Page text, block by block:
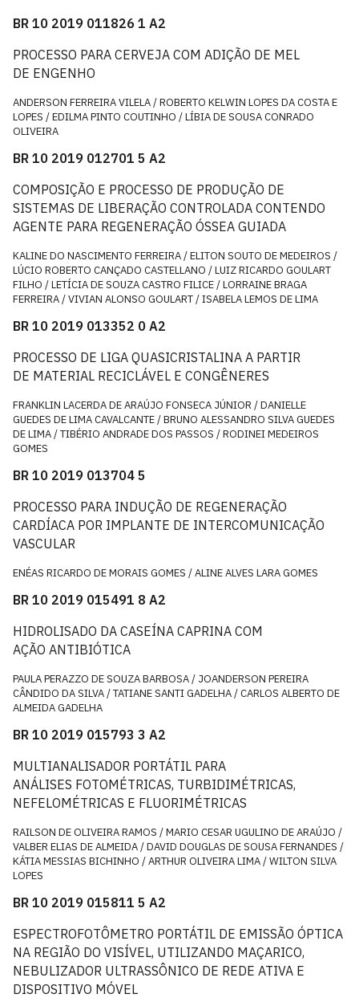
BR 10 2019 011826 1 A2
PROCESSO PARA CERVEJA COM ADIÇÃO DE MEL
DE ENGENHO
ANDERSON FERREIRA VILELA / ROBERTO KELWIN LOPES DA COSTA E
LOPES / EDILMA PINTO COUTINHO / LÍBIA DE SOUSA CONRADO
OLIVEIRA
BR 10 2019 012701 5 A2
COMPOSIÇÃO E PROCESSO DE PRODUÇÃO DE
SISTEMAS DE LIBERAÇÃO CONTROLADA CONTENDO
AGENTE PARA REGENERAÇÃO ÓSSEA GUIADA
KALINE DO NASCIMENTO FERREIRA / ELITON SOUTO DE MEDEIROS /
LÚCIO ROBERTO CANÇADO CASTELLANO / LUIZ RICARDO GOULART
FILHO / LETÍCIA DE SOUZA CASTRO FILICE / LORRAINE BRAGA
FERREIRA / VIVIAN ALONSO GOULART / ISABELA LEMOS DE LIMA
BR 10 2019 013352 0 A2
PROCESSO DE LIGA QUASICRISTALINA A PARTIR
DE MATERIAL RECICLÁVEL E CONGÊNERES
FRANKLIN LACERDA DE ARAÚJO FONSECA JÚNIOR / DANIELLE
GUEDES DE LIMA CAVALCANTE / BRUNO ALESSANDRO SILVA GUEDES
DE LIMA / TIBÉRIO ANDRADE DOS PASSOS / RODINEI MEDEIROS
GOMES
BR 10 2019 013704 5
PROCESSO PARA INDUÇÃO DE REGENERAÇÃO
CARDÍACA POR IMPLANTE DE INTERCOMUNICAÇÃO
VASCULAR
ENÉAS RICARDO DE MORAIS GOMES / ALINE ALVES LARA GOMES
BR 10 2019 015491 8 A2
HIDROLISADO DA CASEÍNA CAPRINA COM
AÇÃO ANTIBIÓTICA
PAULA PERAZZO DE SOUZA BARBOSA / JOANDERSON PEREIRA
CÂNDIDO DA SILVA / TATIANE SANTI GADELHA / CARLOS ALBERTO DE
ALMEIDA GADELHA
BR 10 2019 015793 3 A2
MULTIANALISADOR PORTÁTIL PARA
ANÁLISES FOTOMÉTRICAS, TURBIDIMÉTRICAS,
NEFELOMÉTRICAS E FLUORIMÉTRICAS
RAILSON DE OLIVEIRA RAMOS / MARIO CESAR UGULINO DE ARAÚJO /
VALBER ELIAS DE ALMEIDA / DAVID DOUGLAS DE SOUSA FERNANDES /
KÁTIA MESSIAS BICHINHO / ARTHUR OLIVEIRA LIMA / WILTON SILVA
LOPES
BR 10 2019 015811 5 A2
ESPECTROFOTÔMETRO PORTÁTIL DE EMISSÃO ÓPTICA
NA REGIÃO DO VISÍVEL, UTILIZANDO MAÇARICO,
NEBULIZADOR ULTRASSÔNICO DE REDE ATIVA E
DISPOSITIVO MÓVEL